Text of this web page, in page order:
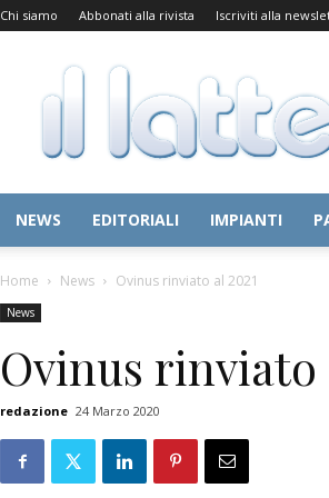
Chi siamo Abbonati alla rivista Iscriviti alla
Il
Latte
NEWS EDITORIALI IMPIANTI
Home News Ovinus rinviato al 2021
News
Ovinus rinviato
redazione 24 Marzo 2020